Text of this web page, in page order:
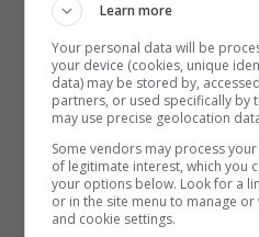
Tradotto: senza la
qualche contenuto
andrebbe patchato di
per la chiarezza.
riprova di quanto Xbox
multiplayer free-to-play
Learn more
Your personal data will be
your device (cookies, unique
data) may be stored by,
partners, or used specifically by
may use precise geolocation
Some vendors may process
of legitimate interest, which you
your options below. Look for a
or in the site menu to manage
and cookie settings.